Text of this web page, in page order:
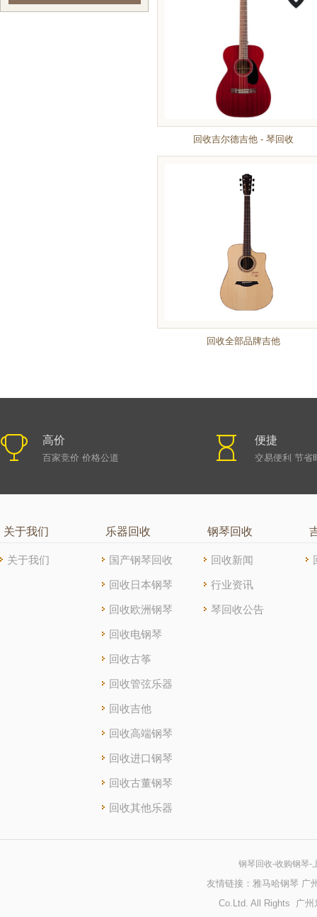
回收吉尔德吉他 - 琴回收
回收全部品牌吉他
高价
百家竞价 价格公道
便捷
交易便利 节省
关于我们
关于我们
乐器回收
国产钢琴回收
回收日本钢琴
回收欧洲钢琴
回收电钢琴
回收古筝
回收管弦乐器
回收吉他
回收高端钢琴
回收进口钢琴
回收古董钢琴
回收其他乐器
钢琴回收
回收新闻
行业资讯
琴回收公告
钢琴回收-收购钢琴-
友情链接： 雅马哈钢琴 广
Co.Ltd. All Rights 广州